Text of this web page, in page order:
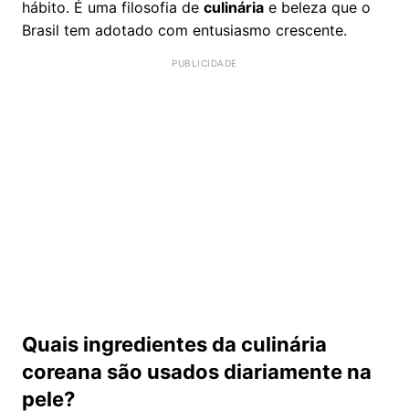
hábito. É uma filosofia de culinária e beleza que o
Brasil tem adotado com entusiasmo crescente.
Quais ingredientes da culinária
coreana são usados diariamente na
pele?